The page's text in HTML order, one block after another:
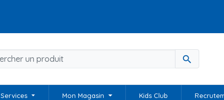
search
Services Mon Magasin Kids Club